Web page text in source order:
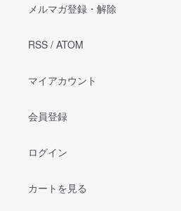
メルマガ登録・解除
RSS / ATOM
マイアカウント
会員登録
ログイン
カートを見る